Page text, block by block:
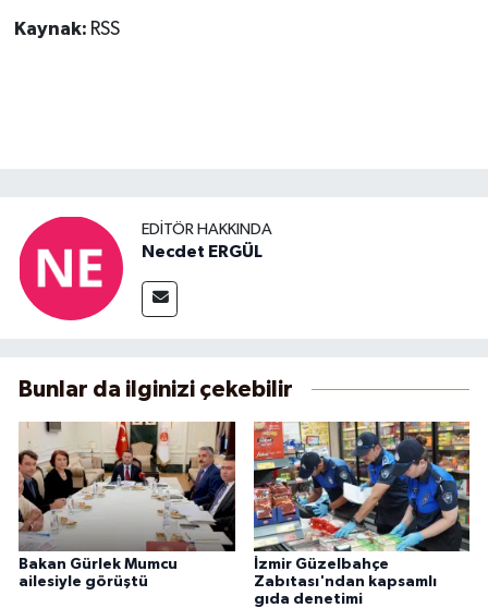
Kaynak: RSS
EDITÖR HAKKINDA
Necdet ERGÜL
Bunlar da ilginizi çekebilir
Bakan Gürlek Mumcu
ailesiyle görüştü
İzmir Güzelbahçe
Zabıtası'ndan kapsamlı
gıda denetimi